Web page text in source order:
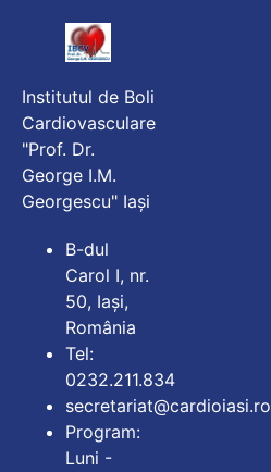
Institutul de Boli
Cardiovasculare
"Prof. Dr.
George I.M.
Georgescu" Iași
B-dul
Carol I, nr.
50, Iași,
România
Tel:
0232.211.834
secretariat@cardioiasi.ro
Program:
Luni -